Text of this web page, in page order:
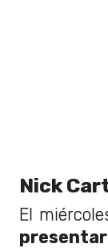
Nick
El